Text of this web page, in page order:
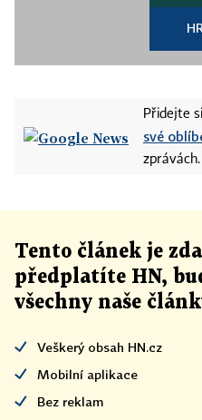
Přidejte
své
zprávách.
Tento článek je
předplatíte HN,
všechny naše
Veškerý obsah HN.cz
Mobilní aplikace
Bez reklam